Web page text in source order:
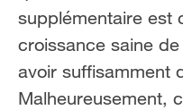
supplémentaire est
croissance saine
avoir suffisamment
Malheureusement,